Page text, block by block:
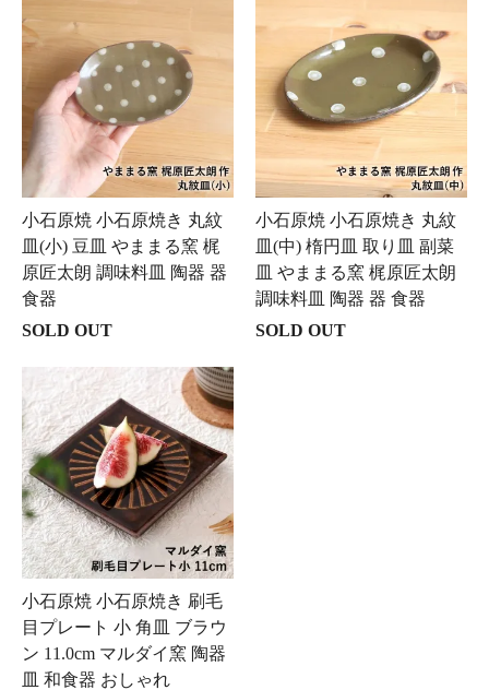
小石原焼 小石原焼き 丸紋
皿(小) 豆皿 やままる窯 梶
原匠太朗 調味料皿 陶器 器
食器
SOLD OUT
小石原焼 小石原焼き 丸紋
皿(中) 楕円皿 取り皿 副菜
皿 やままる窯 梶原匠太朗
調味料皿 陶器 器 食器
SOLD OUT
小石原焼 小石原焼き 刷毛
目プレート 小 角皿 ブラウ
ン 11.0cm マルダイ窯 陶器
皿 和食器 おしゃれ